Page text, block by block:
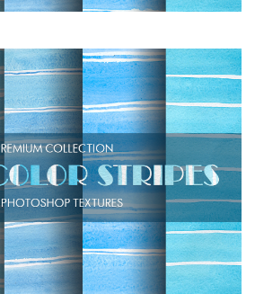
Please select